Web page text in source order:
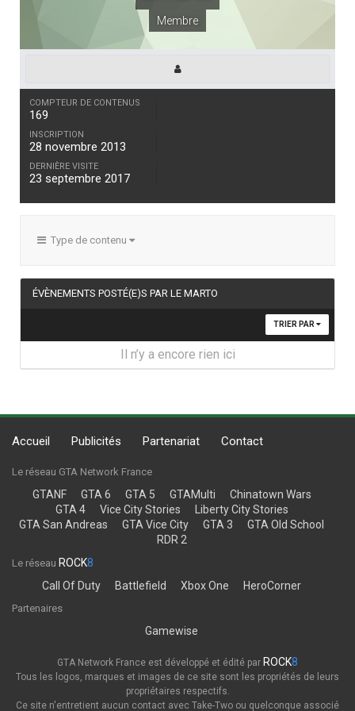
Membre
COMPTEUR DE CONTENUS
169
INSCRIPTION
28 novembre 2013
DERNIÈRE VISITE
23 septembre 2017
Type de contenu
ÉVÈNEMENTS POSTÉ(E)S PAR LE MARTO
TRIER PAR
Il n’y a encore rien ici
Accueil Publicités Partenariat Contact
Le réseau GTA Network France
GTANF GTA 6 GTA 5 GTAMulti
Chinatown Wars
GTA 4
Vice City Stories
Liberty City Stories
GTA San Andreas
GTA Vice City GTA 3
GTA Old School
RDR 2
Le réseau ROCK8
Call Of Duty
Battlefield Xbox One HeroCorner
Partenaires
Gamewise
GTA Network France est développé et édité par ROCK8
Tous les logos, marques et images de ce site sont les propriétés de leurs
propriétaires respectifs.
Ce site n'entretient aucun contact avec Take-Two ou quelconque associé